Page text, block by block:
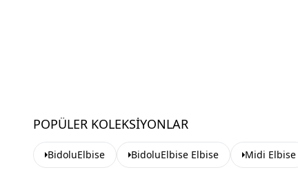
POPÜLER KOLEKSIYONLAR
BidoluElbise BidoluElbise Elbise Midi Elbise